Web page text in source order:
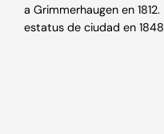
a Grimmerhaugen en
estatus de ciudad en